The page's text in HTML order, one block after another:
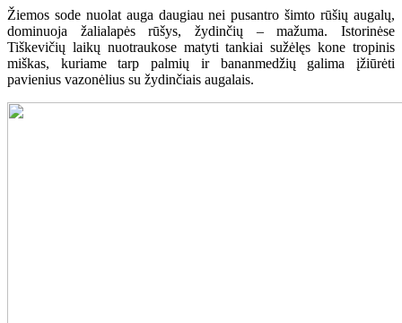
Žiemos sode nuolat auga daugiau nei pusantro šimto rūšių augalų,
dominuoja žalialapės rūšys, žydinčių – mažuma. Istorinėse
Tiškevičių laikų nuotraukose matyti tankiai sužėlęs kone tropinis
miškas, kuriame tarp palmių ir bananmedžių galima įžiūrėti
pavienius vazonėlius su žydinčiais augalais.